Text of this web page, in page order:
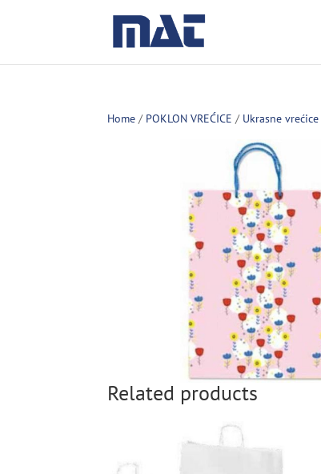
Home / POKLON VREĆICE / Ukrasne vrećice
Related products